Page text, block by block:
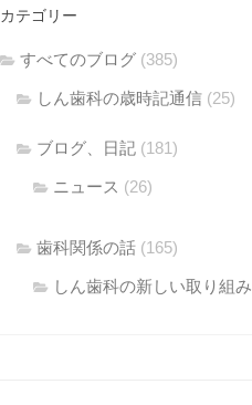
カテゴリー
すべてのブログ (385)
しん歯科の歳時記通信 (25)
ブログ、日記 (181)
ニュース (26)
歯科関係の話 (165)
しん歯科の新しい取り組み